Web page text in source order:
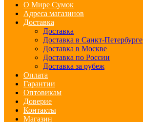
О Мире Сумок
Адреса магазинов
Доставка
Доставка
Доставка в Санкт-Петербурге
Доставка в Москве
Доставка по России
Доставка за рубеж
Оплата
Гарантии
Оптовикам
Доверие
Контакты
Магазин